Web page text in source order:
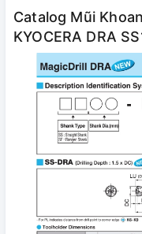
Catalog Mũi
KYOCERA DRA